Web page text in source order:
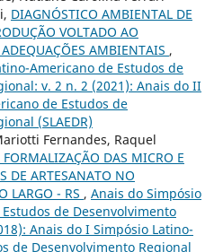
DIAGNÓSTICO AMBIENTAL DE
VOLTADO AO
AMBIENTAIS ,
Americano de Estudos de
v. 2 n. 2 (2021): Anais do II
de Estudos de
(SLAEDR)
Fernandes, Raquel
FORMALIZAÇÃO DAS MICRO E
DE ARTESANATO NO
LARGO - RS , Anais do Simpósio
de Desenvolvimento
Anais do I Simpósio Latino-
de Desenvolvimento Regional